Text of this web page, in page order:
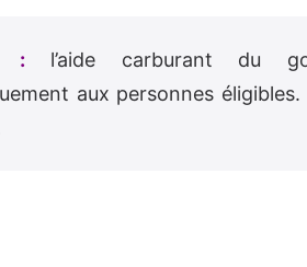
: l’aide carburant du
aux personnes